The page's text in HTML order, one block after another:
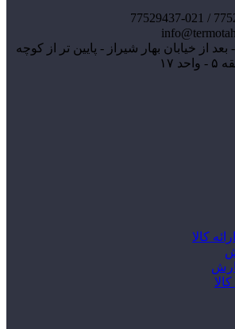
از خیابان بهار شیراز - پایین تر از کوچه
کالا